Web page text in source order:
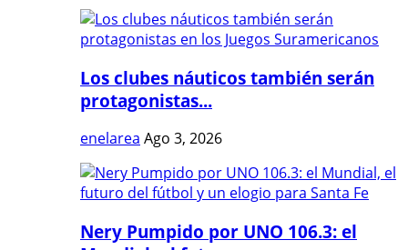
Los clubes náuticos también serán
protagonistas...
enelarea Ago 3, 2026
Nery Pumpido por UNO 106.3: el